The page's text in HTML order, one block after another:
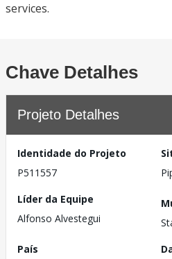
services.
Chave Detalhes
Projeto Detalhes
Identidade do Projeto
P511557
Líder da Equipe
Alfonso Alvestegui
País